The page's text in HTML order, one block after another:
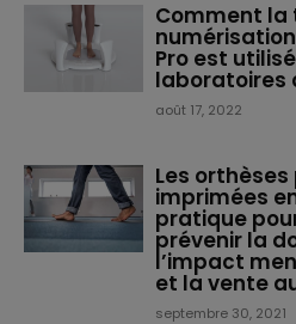
Comment la
Pro est
laboratoires
août 17, 2022
Les
imprimées
pratique
prévenir la
l’impact
et la vente
septembre 30, 2021